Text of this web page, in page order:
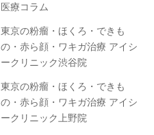
医療コラム
東京の粉瘤・ほくろ・できも
の・赤ら顔・ワキガ治療 アイシ
ークリニック渋谷院
東京の粉瘤・ほくろ・できも
の・赤ら顔・ワキガ治療 アイシ
ークリニック上野院